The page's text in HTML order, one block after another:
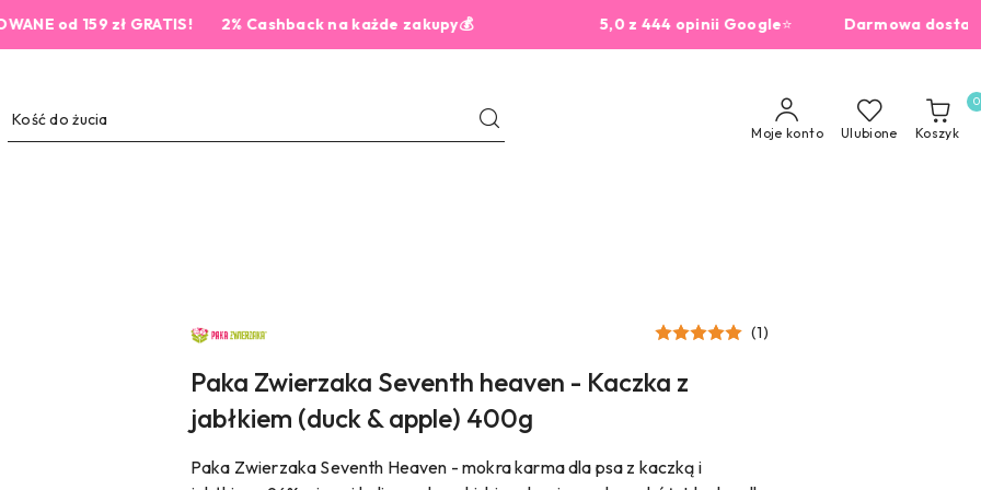
159 zł GRATIS! 2% Cashback na każde zakupy💰 5,0 z 444 opinii Google⭐Darmowa dostawa od
Moje konto Ulubione Koszyk
0
NAZWA
PRODUCENTA:
ZWIERZAKA
(1)
Paka Zwierzaka Seventh heaven - Kaczka z
jabłkiem (duck & apple) 400g
Paka Zwierzaka Seventh Heaven - mokra karma dla psa z kaczką i